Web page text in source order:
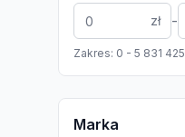
zł -
Zakres: 0 - 5 831 425
Marka